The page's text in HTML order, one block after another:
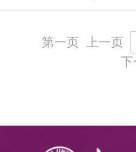
第一页 上一页
下